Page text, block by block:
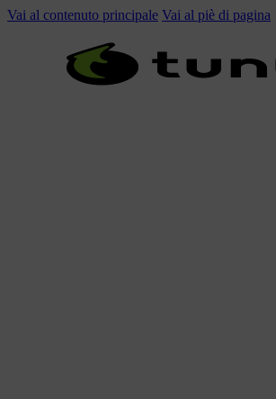
Vai al contenuto principale Vai al piè di pagina